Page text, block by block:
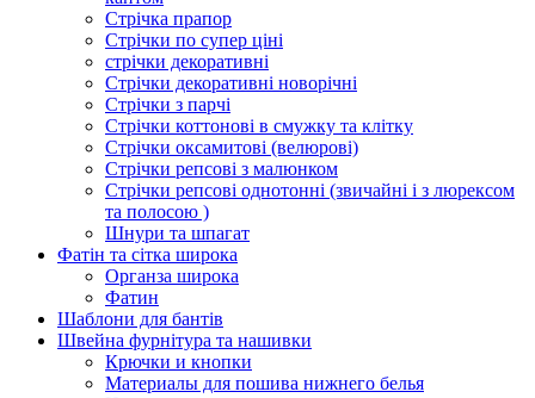
Стрічка прапор
Стрічки по супер ціні
стрічки декоративні
Стрічки декоративні новорічні
Стрічки з парчі
Стрічки коттонові в смужку та клітку
Стрічки оксамитові (велюрові)
Стрічки репсові з малюнком
Стрічки репсові однотонні (звичайні і з люрексом
та полосою )
Шнури та шпагат
Фатін та сітка широка
Органза широка
Фатин
Шаблони для бантів
Швейна фурнітура та нашивки
Крючки и кнопки
Материалы для пошива нижнего белья